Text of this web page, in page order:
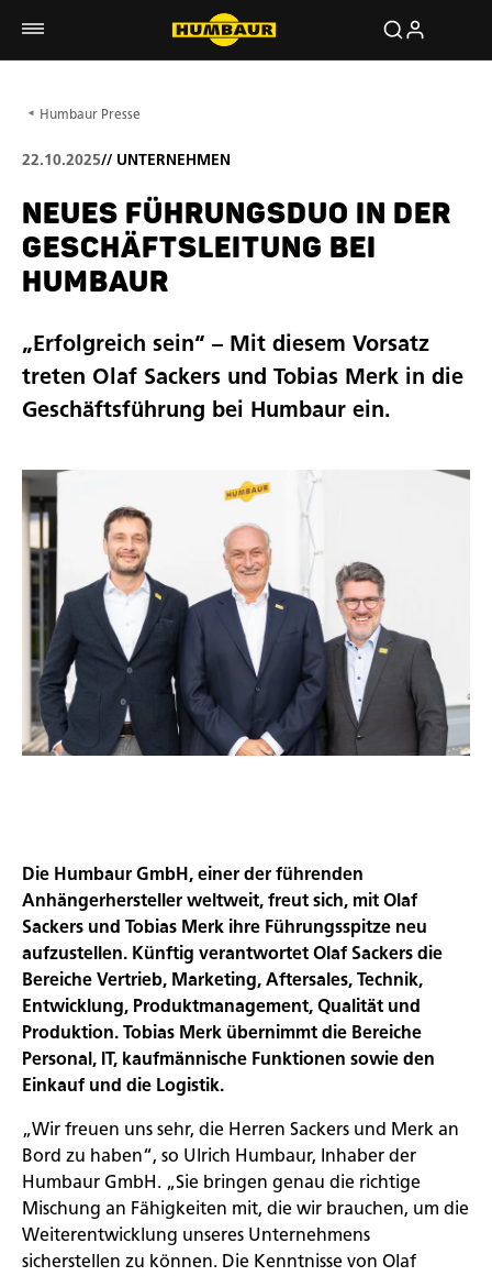
Humbaur Presse
22.10.2025// UNTERNEHMEN
NEUES FÜHRUNGSDUO IN DER
GESCHÄFTSLEITUNG BEI
HUMBAUR
„Erfolgreich sein“ – Mit diesem Vorsatz
treten Olaf Sackers und Tobias Merk in die
Geschäftsführung bei Humbaur ein.
Die Humbaur GmbH, einer der führenden
Anhängerhersteller weltweit, freut sich, mit Olaf
Sackers und Tobias Merk ihre Führungsspitze neu
aufzustellen. Künftig verantwortet Olaf Sackers die
Bereiche Vertrieb, Marketing, Aftersales, Technik,
Entwicklung, Produktmanagement, Qualität und
Produktion. Tobias Merk übernimmt die Bereiche
Personal, IT, kaufmännische Funktionen sowie den
Einkauf und die Logistik.
„Wir freuen uns sehr, die Herren Sackers und Merk an
Bord zu haben“, so Ulrich Humbaur, Inhaber der
Humbaur GmbH. „Sie bringen genau die richtige
Mischung an Fähigkeiten mit, die wir brauchen, um die
Weiterentwicklung unseres Unternehmens
sicherstellen zu können. Die Kenntnisse von Olaf